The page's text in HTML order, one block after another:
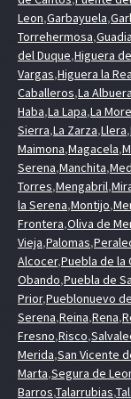
Leon,Garbayuela,
Torrehermosa,
del Duque,Higuera
Vargas,Higuera la
Caballeros,La Albuera
Haba,La Lapa,La
Sierra,La Zarza,Llera,
Maimona,Magacela,
Serena,Manchita,
Torres,Mengabril,
la Serena,Montijo,
Frontera,Oliva de
Vieja,Palomas,
Alcocer,Puebla de la
Obando,Puebla de
Prior,Pueblonuevo
Serena,Reina,Rena,
Fresno,Risco,
Merida,San Vicente
Marta,Segura de
Barros,Talarrubias,